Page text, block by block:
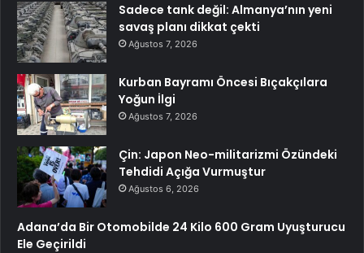
Sadece tank değil: Almanya’nın yeni
savaş planı dikkat çekti
Ağustos 7, 2026
Kurban Bayramı Öncesi Bıçakçılara
Yoğun İlgi
Ağustos 7, 2026
Çin: Japon Neo-militarizmi Özündeki
Tehdidi Açığa Vurmuştur
Ağustos 6, 2026
Adana’da Bir Otomobilde 24 Kilo 600 Gram Uyuşturucu
Ele Geçirildi